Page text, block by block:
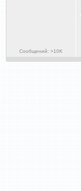
Сообщений: >10K